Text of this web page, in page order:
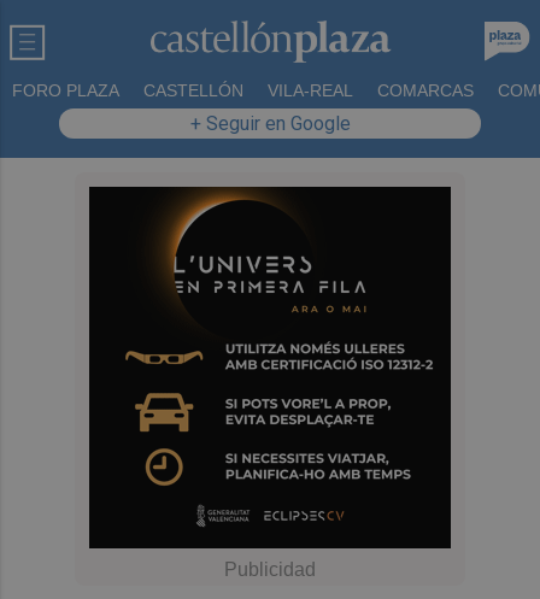
FORO PLAZA CASTELLÓN VILA-REAL COMARCAS
+ Seguir en Google